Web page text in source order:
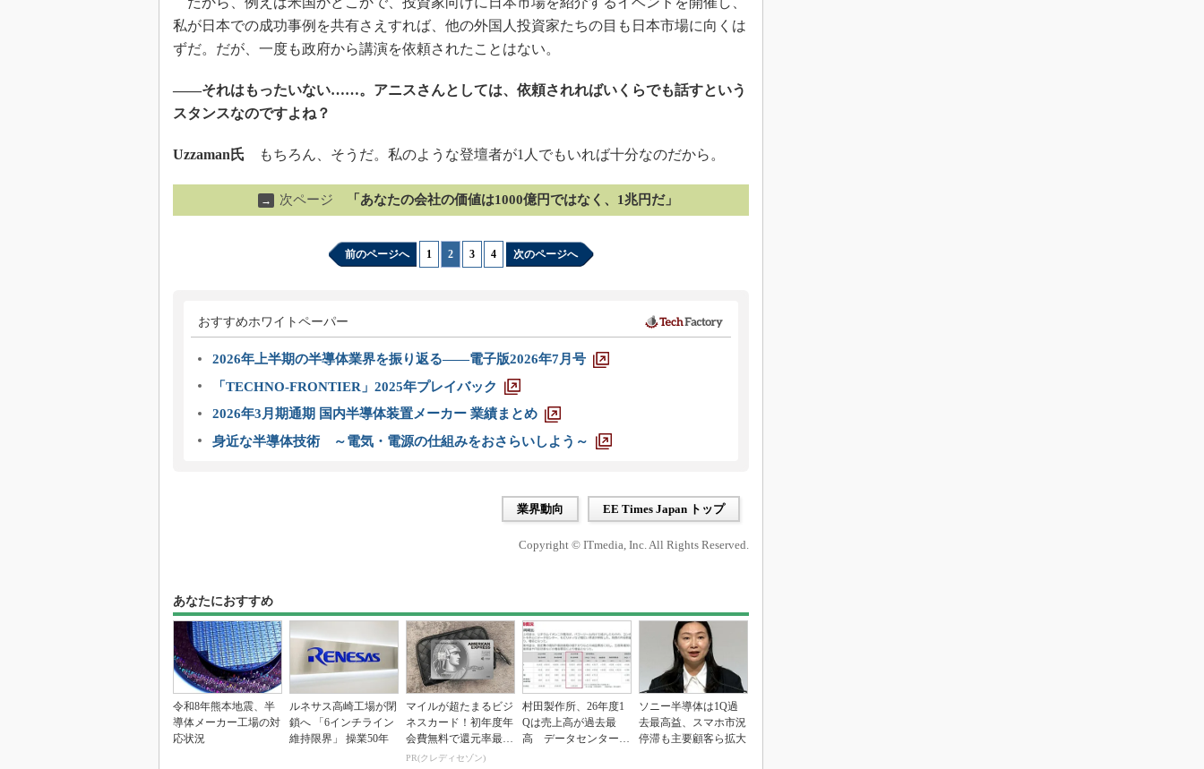
私が日本での成功事例を共有さえすれば、他の外国人投資家たちの目も日本市場に向くは
ずだ。だが、一度も政府から講演を依頼されたことはない。
――それはもったいない……。アニスさんとしては、依頼されればいくらでも話すという
スタンスなのですよね？
Uzzaman氏 もちろん、そうだ。私のような登壇者が1人でもいれば十分なのだから。
→ 次ページ 「あなたの会社の価値は1000億円ではなく、1兆円だ」
前のページへ 1 2 3 4 次のページへ
おすすめホワイトペーパー
2026年上半期の半導体業界を振り返る――電子版2026年7月号
「TECHNO-FRONTIER」2025年プレイバック
2026年3月期通期 国内半導体装置メーカー 業績まとめ
身近な半導体技術 ～電気・電源の仕組みをおさらいしよう～
業界動向 EE Times Japan トップ
Copyright © ITmedia, Inc. All Rights Reserved.
あなたにおすすめ
令和8年熊本地震、半
導体メーカー工場の対
応状況
ルネサス高崎工場が閉
鎖へ 「6インチライン
維持限界」 操業50年
マイルが超たまるビジ
ネスカード！初年度年
会費無料で還元率最大
1.125%
PR(クレディセゾン)
村田製作所、26年度1
Qは売上高が過去最
高 データセンター関
ソニー半導体は1Q過
去最高益、スマホ市況
停滞も主要顧客ら拡大